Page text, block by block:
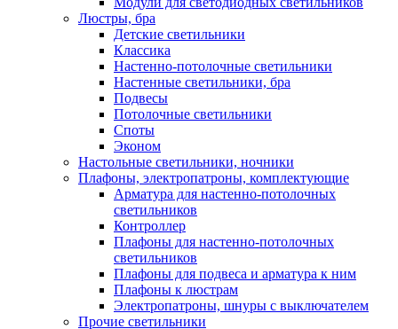
Люстры, бра
Детские светильники
Классика
Настенно-потолочные светильники
Настенные светильники, бра
Подвесы
Потолочные светильники
Споты
Эконом
Настольные светильники, ночники
Плафоны, электропатроны, комплектующие
Арматура для настенно-потолочных
светильников
Контроллер
Плафоны для настенно-потолочных
светильников
Плафоны для подвеса и арматура к ним
Плафоны к люстрам
Электропатроны, шнуры с выключателем
Прочие светильники